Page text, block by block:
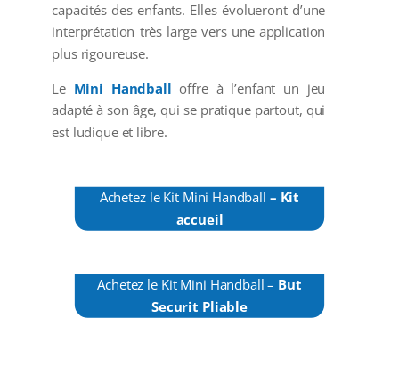
capacités des enfants. Elles évolueront d’une
interprétation très large vers une application
plus rigoureuse.
LeMini Handball offre à l’enfant un jeu
adapté à son âge, qui se pratique partout, qui
est ludique et libre.
Achetez le Kit Mini Handball – Kit
accueil
Achetez le Kit Mini Handball – But
Securit Pliable